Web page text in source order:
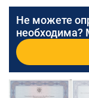
Не можете